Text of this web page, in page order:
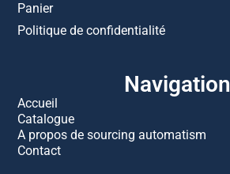
Panier
Politique de confidentialité
Navigation
Accueil
Catalogue
A propos de sourcing automatism
Contact